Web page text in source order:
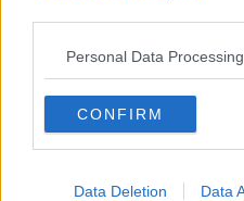
Personal Data
CONFIRM
Data Deletion Data
Dpcm
Spese natalizie
Nuovi cantieri, ecco
Aprono le porte